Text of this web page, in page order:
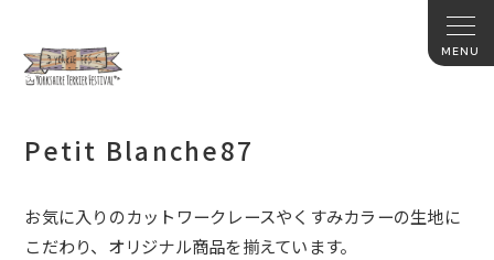
Petit Blanche87
お気に入りのカットワークレースやくすみカラーの生地に
こだわり、オリジナル商品を揃えています。